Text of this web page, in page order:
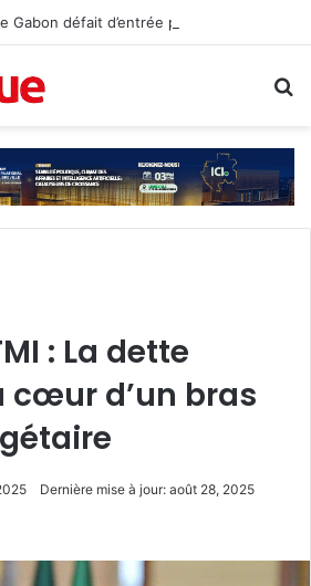
: La dette
cœur d’un bras
Dernière mise à jour: août 28, 2025